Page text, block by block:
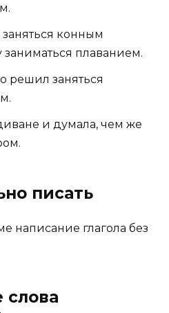
конным
заниматься плаванием.
решил заняться
и думала, чем же
писать
написание глагола без
слова